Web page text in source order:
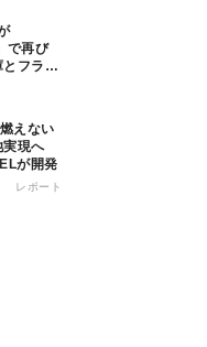
で再び
フライ
実現へ
が開発
レポート